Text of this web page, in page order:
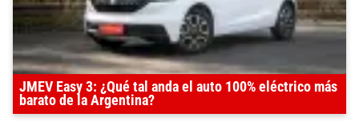
JMEV Easy 3: ¿Qué tal anda el auto 100% eléctrico más
barato de la Argentina?